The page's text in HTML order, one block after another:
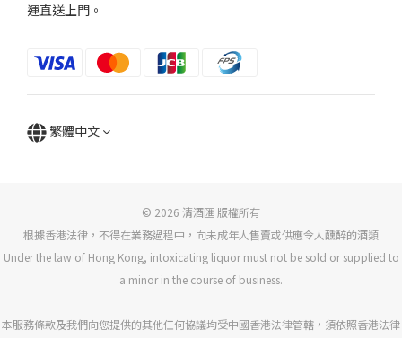
運直送上門。
繁體中文
© 2026 清酒匯 版權所有
根據香港法律，不得在業務過程中，向未成年人售賣或供應令人醺醉的酒類
Under the law of Hong Kong, intoxicating liquor must not be sold or supplied to
a minor in the course of business.
本服務條款及我們向您提供的其他任何協議均受中國香港法律管轄，須依照香港法律